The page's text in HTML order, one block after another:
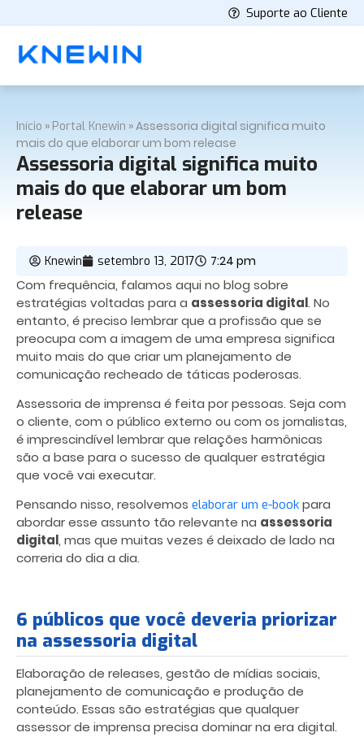
Suporte ao Cliente
Início » Portal Knewin »Assessoria digital significa muito
mais do que elaborar um bom release
Assessoria digital significa muito
mais do que elaborar um bom
release
Knewin setembro 13, 2017 7:24 pm
Com frequência, falamos aqui no blog sobre
estratégias voltadas para a assessoria digital. No
entanto, é preciso lembrar que a profissão que se
preocupa com a imagem de uma empresa significa
muito mais do que criar um planejamento de
comunicação recheado de táticas poderosas.
Assessoria de imprensa é feita por pessoas. Seja com
o cliente, com o público externo ou com os jornalistas,
é imprescindível lembrar que relações harmônicas
são a base para o sucesso de qualquer estratégia
que você vai executar.
Pensando nisso, resolvemos elaborar um e-book para
abordar esse assunto tão relevante na assessoria
digital, mas que muitas vezes é deixado de lado na
correria do dia a dia.
6 públicos que você deveria priorizar
na assessoria digital
Elaboração de releases, gestão de mídias sociais,
planejamento de comunicação e produção de
conteúdo. Essas são estratégias que qualquer
assessor de imprensa precisa dominar na era digital.